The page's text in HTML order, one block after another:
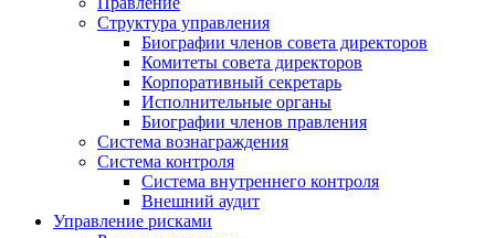
Структура управления
Биографии членов совета директоров
Комитеты совета директоров
Корпоративный секретарь
Исполнительные органы
Биографии членов правления
Система вознаграждения
Система контроля
Система внутреннего контроля
Внешний аудит
Управление рисками